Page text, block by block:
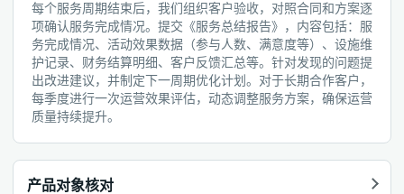
每个服务周期结束后，我们组织客户验收，对照合同和方案逐
项确认服务完成情况。提交《服务总结报告》，内容包括：服
务完成情况、活动效果数据（参与人数、满意度等）、设施维
护记录、财务结算明细、客户反馈汇总等。针对发现的问题提
出改进建议，并制定下一周期优化计划。对于长期合作客户，
每季度进行一次运营效果评估，动态调整服务方案，确保运营
质量持续提升。
产品对象核对